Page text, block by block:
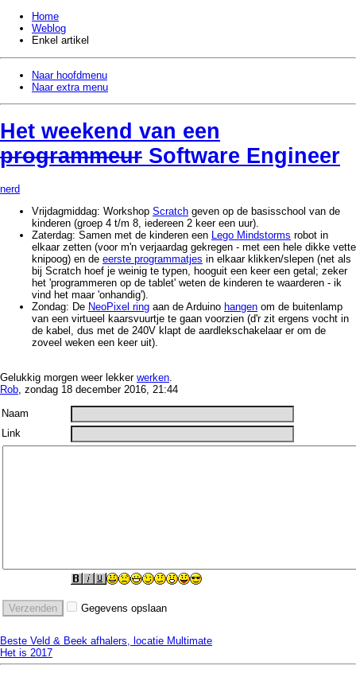
Home
Weblog
Enkel artikel
Naar hoofdmenu
Naar extra menu
Het weekend van een
programmeur Software Engineer
nerd
Vrijdagmiddag: Workshop Scratch geven op de basisschool van de
kinderen (groep 4 t/m 8, iedereen 2 keer een uur).
Zaterdag: Samen met de kinderen een Lego Mindstorms robot in
elkaar zetten (voor m'n verjaardag gekregen - met een hele dikke vette
knipoog) en de eerste programmatjes in elkaar klikken/slepen (net als
bij Scratch hoef je weinig te typen, hooguit een keer een getal; zeker
het 'programmeren op de tablet' weten de kinderen te waarderen - ik
vind het maar 'onhandig').
Zondag: De NeoPixel ring aan de Arduino hangen om de buitenlamp
van een virtueel kaarsvuurtje te gaan voorzien (d'r zit ergens vocht in
de kabel, dus met de 240V klapt de aardlekschakelaar er om de
zoveel weken een keer uit).
Gelukkig morgen weer lekker werken
Rob , zondag 18 december 2016, 21:44
Naam
Link
Gegevens opslaan
Beste Veld & Beek afhalers, locatie Multimate
Het is 2017